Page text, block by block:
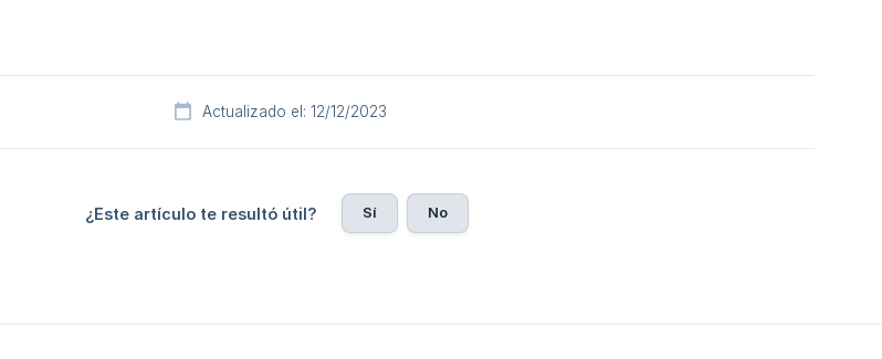
Actualizado el: 12/12/2023
¿Este artículo te resultó útil? Sí No